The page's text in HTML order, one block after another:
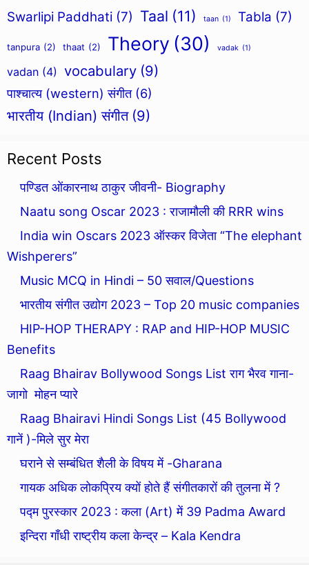
Swarlipi Paddhati (7) Taal (11) taan (1) Tabla (7)
tanpura (2) thaat (2) Theory (30) vadak (1)
vadan (4) vocabulary (9)
पाश्चात्य (western) संगीत (6)
भारतीय (Indian) संगीत (9)
Recent Posts
पण्डित ओंकारनाथ ठाकुर जीवनी- Biography
Naatu song Oscar 2023 : राजामौली की RRR wins
India win Oscars 2023 ऑस्कर विजेता “The elephant
Wishperers”
Music MCQ in Hindi – 50 सवाल/Questions
भारतीय संगीत उद्योग 2023 – Top 20 music companies
HIP-HOP THERAPY : RAP and HIP-HOP MUSIC
Benefits
Raag Bhairav Bollywood Songs List राग भैरव गाना-
जागो मोहन प्यारे
Raag Bhairavi Hindi Songs List (45 Bollywood
गानें )-मिले सुर मेरा
घराने से सम्बंधित शैली के विषय में -Gharana
गायक अधिक लोकप्रिय क्यों होते हैं संगीतकारों की तुलना में ?
पद्म पुरस्कार 2023 : कला (Art) में 39 Padma Award
इन्दिरा गाँधी राष्ट्रीय कला केन्द्र – Kala Kendra